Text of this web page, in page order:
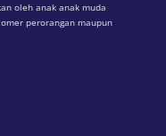
oleh anak anak muda
perorangan maupun